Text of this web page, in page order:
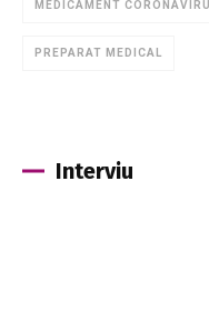
MEDICAMENT
PREPARAT MEDICAL
Interviu